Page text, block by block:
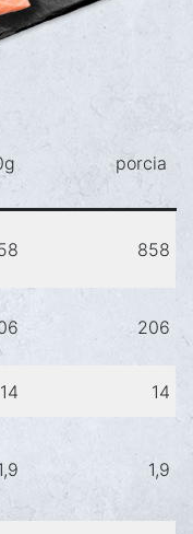
porcia
858
206
14 14
1,9